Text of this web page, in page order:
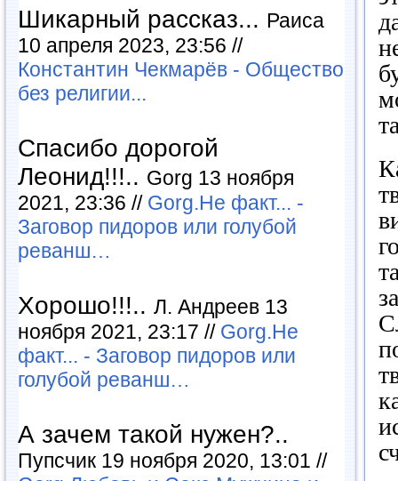
Шикарный рассказ... Раиса
10 апреля 2023, 23:56 //
Константин Чекмарёв - Общество
без религии...
Спасибо дорогой
Леонид!!!.. Gorg 13 ноября
2021, 23:36 // Gorg.Не факт... -
Заговор пидоров или голубой
реванш…
Хорошо!!!.. Л. Андреев 13
ноября 2021, 23:17 // Gorg.Не
факт... - Заговор пидоров или
голубой реванш…
А зачем такой нужен?..
Пупсчик 19 ноября 2020, 13:01 //